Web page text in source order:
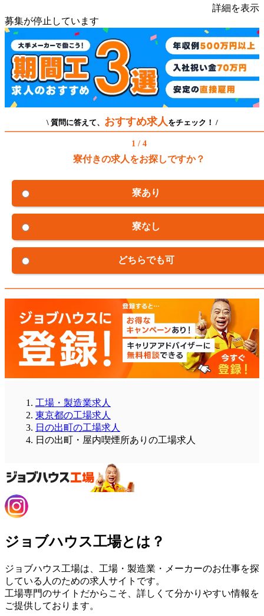
詳細を表示
募集が停止しています
\ 質問に答えて、 おすすめ求人 をチェック！ /
1 / 4
寮付きの求人をお探しですか？
寮あり
寮なし
どちらでも可
工場・製造業求人
東京都の工場求人
日の出町の工場求人
日の出町・屋内喫煙所ありの工場求人
ジョブハウス工場とは？
ジョブハウス工場は、工場・製造業・メーカーのお仕事を探
している人のための求人サイトです。
工場専門のサイトだからこそ、詳しくて分かりやすい情報を
ご提供しております。